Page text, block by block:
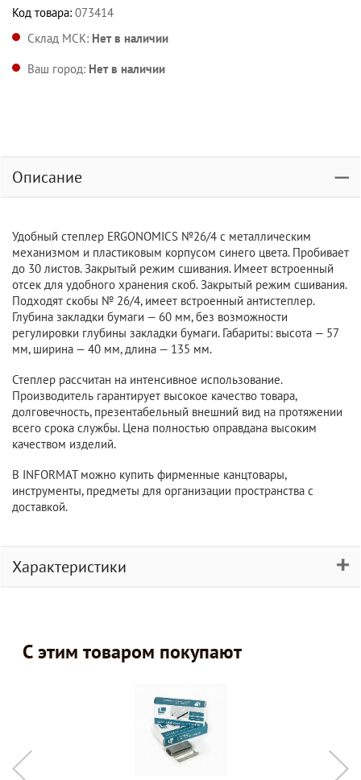
Код товара: 073414
Склад МСК: Нет в наличии
Ваш город: Нет в наличии
Описание
Удобный степлер ERGONOMICS №26/4 с металлическим
механизмом и пластиковым корпусом синего цвета. Пробивает
до 30 листов. Закрытый режим сшивания. Имеет встроенный
отсек для удобного хранения скоб. Закрытый режим сшивания.
Подходят скобы № 26/4, имеет встроенный антистеплер.
Глубина закладки бумаги — 60 мм, без возможности
регулировки глубины закладки бумаги. Габариты: высота — 57
мм, ширина — 40 мм, длина — 135 мм.
Степлер рассчитан на интенсивное использование.
Производитель гарантирует высокое качество товара,
долговечность, презентабельный внешний вид на протяжении
всего срока службы. Цена полностью оправдана высоким
качеством изделий.
В INFORMAT можно купить фирменные канцтовары,
инструменты, предметы для организации пространства с
доставкой.
Характеристики
С этим товаром покупают